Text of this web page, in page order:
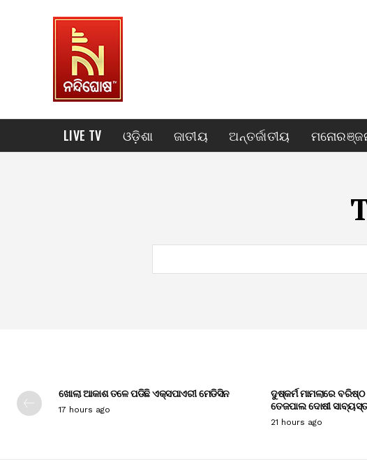
LIVE TV ଓଡ଼ିଶା ଜାତୀୟ ଅନ୍ତର୍ଜାତୀୟ
ଖୋଲା ଆକାଶ ତଳେ ପଡିଛି ଏକ୍ସପାଏରୀ ମେଡିସିନ
17 hours ago
ଦୁଷ୍କର୍ମ ମାମଲାରେ
ତେଜପାଲ ଦୋଷୀ
21 hours ago